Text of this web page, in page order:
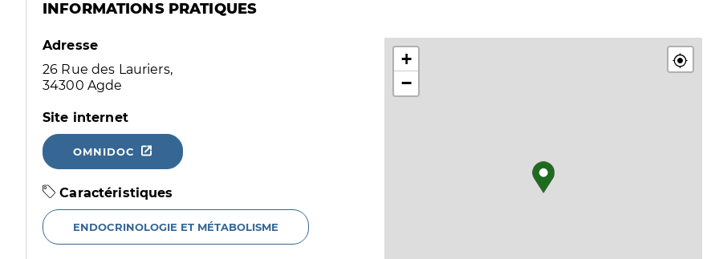
INFORMATIONS PRATIQUES
Adresse
26 Rue des Lauriers,
34300 Agde
Site internet
OMNIDOC
Caractéristiques
ENDOCRINOLOGIE ET MÉTABOLISME
+
−